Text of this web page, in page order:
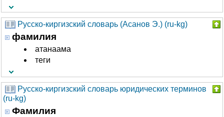
Русско-киргизский словарь (Асанов Э.) (ru-kg)
фамилия
атанаама
теги
Русско-киргизский словарь юридических терминов
(ru-kg)
Фамилия